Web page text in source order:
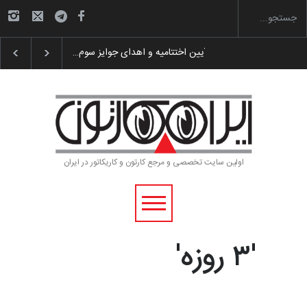
گزارش تصویری آیین اختتامیه و اهدای جوایز سوم…
اولین سایت تخصصی و مرجع کارتون و کاریکاتور در ایران
'۳ روزه'